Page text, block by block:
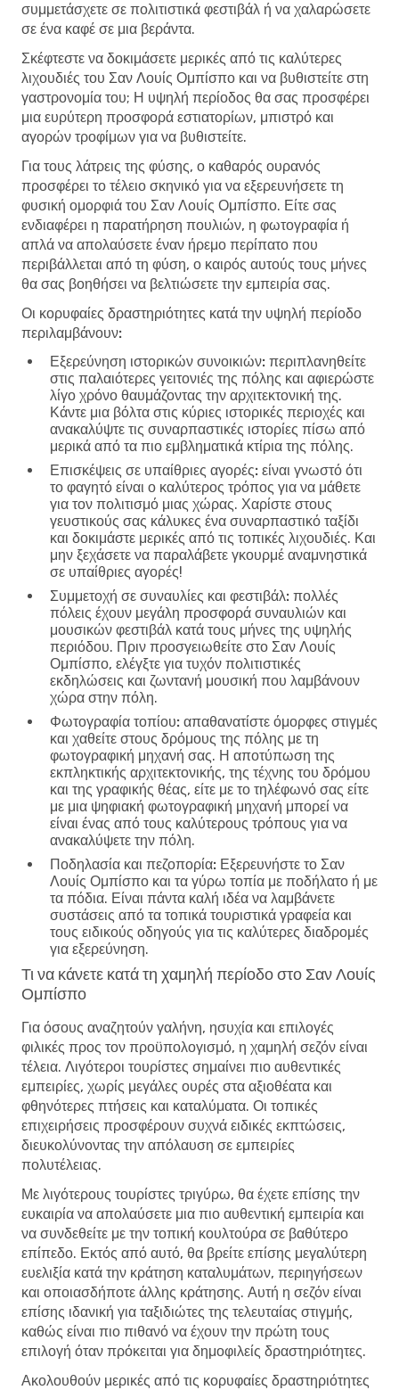
συμμετάσχετε σε πολιτιστικά φεστιβάλ ή να χαλαρώσετε
σε ένα καφέ σε μια βεράντα.
Σκέφτεστε να δοκιμάσετε μερικές από τις καλύτερες
λιχουδιές του Σαν Λουίς Ομπίσπο και να βυθιστείτε στη
γαστρονομία του; Η υψηλή περίοδος θα σας προσφέρει
μια ευρύτερη προσφορά εστιατορίων, μπιστρό και
αγορών τροφίμων για να βυθιστείτε.
Για τους λάτρεις της φύσης, ο καθαρός ουρανός
προσφέρει το τέλειο σκηνικό για να εξερευνήσετε τη
φυσική ομορφιά του Σαν Λουίς Ομπίσπο. Είτε σας
ενδιαφέρει η παρατήρηση πουλιών, η φωτογραφία ή
απλά να απολαύσετε έναν ήρεμο περίπατο που
περιβάλλεται από τη φύση, ο καιρός αυτούς τους μήνες
θα σας βοηθήσει να βελτιώσετε την εμπειρία σας.
Οι κορυφαίες δραστηριότητες κατά την υψηλή περίοδο
περιλαμβάνουν:
Εξερεύνηση ιστορικών συνοικιών: περιπλανηθείτε
στις παλαιότερες γειτονιές της πόλης και αφιερώστε
λίγο χρόνο θαυμάζοντας την αρχιτεκτονική της.
Κάντε μια βόλτα στις κύριες ιστορικές περιοχές και
ανακαλύψτε τις συναρπαστικές ιστορίες πίσω από
μερικά από τα πιο εμβληματικά κτίρια της πόλης.
Επισκέψεις σε υπαίθριες αγορές: είναι γνωστό ότι
το φαγητό είναι ο καλύτερος τρόπος για να μάθετε
για τον πολιτισμό μιας χώρας. Χαρίστε στους
γευστικούς σας κάλυκες ένα συναρπαστικό ταξίδι
και δοκιμάστε μερικές από τις τοπικές λιχουδιές. Και
μην ξεχάσετε να παραλάβετε γκουρμέ αναμνηστικά
σε υπαίθριες αγορές!
Συμμετοχή σε συναυλίες και φεστιβάλ: πολλές
πόλεις έχουν μεγάλη προσφορά συναυλιών και
μουσικών φεστιβάλ κατά τους μήνες της υψηλής
περιόδου. Πριν προσγειωθείτε στο Σαν Λουίς
Ομπίσπο, ελέγξτε για τυχόν πολιτιστικές
εκδηλώσεις και ζωντανή μουσική που λαμβάνουν
χώρα στην πόλη.
Φωτογραφία τοπίου: απαθανατίστε όμορφες στιγμές
και χαθείτε στους δρόμους της πόλης με τη
φωτογραφική μηχανή σας. Η αποτύπωση της
εκπληκτικής αρχιτεκτονικής, της τέχνης του δρόμου
και της γραφικής θέας, είτε με το τηλέφωνό σας είτε
με μια ψηφιακή φωτογραφική μηχανή μπορεί να
είναι ένας από τους καλύτερους τρόπους για να
ανακαλύψετε την πόλη.
Ποδηλασία και πεζοπορία: Εξερευνήστε το Σαν
Λουίς Ομπίσπο και τα γύρω τοπία με ποδήλατο ή με
τα πόδια. Είναι πάντα καλή ιδέα να λαμβάνετε
συστάσεις από τα τοπικά τουριστικά γραφεία και
τους ειδικούς οδηγούς για τις καλύτερες διαδρομές
για εξερεύνηση.
Τι να κάνετε κατά τη χαμηλή περίοδο στο Σαν Λουίς
Ομπίσπο
Για όσους αναζητούν γαλήνη, ησυχία και επιλογές
φιλικές προς τον προϋπολογισμό, η χαμηλή σεζόν είναι
τέλεια. Λιγότεροι τουρίστες σημαίνει πιο αυθεντικές
εμπειρίες, χωρίς μεγάλες ουρές στα αξιοθέατα και
φθηνότερες πτήσεις και καταλύματα. Οι τοπικές
επιχειρήσεις προσφέρουν συχνά ειδικές εκπτώσεις,
διευκολύνοντας την απόλαυση σε εμπειρίες
πολυτέλειας.
Με λιγότερους τουρίστες τριγύρω, θα έχετε επίσης την
ευκαιρία να απολαύσετε μια πιο αυθεντική εμπειρία και
να συνδεθείτε με την τοπική κουλτούρα σε βαθύτερο
επίπεδο. Εκτός από αυτό, θα βρείτε επίσης μεγαλύτερη
ευελιξία κατά την κράτηση καταλυμάτων, περιηγήσεων
και οποιασδήποτε άλλης κράτησης. Αυτή η σεζόν είναι
επίσης ιδανική για ταξιδιώτες της τελευταίας στιγμής,
καθώς είναι πιο πιθανό να έχουν την πρώτη τους
επιλογή όταν πρόκειται για δημοφιλείς δραστηριότητες.
Ακολουθούν μερικές από τις κορυφαίες δραστηριότητες